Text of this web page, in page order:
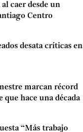
caer desde un
Centro
desata críticas en
marcan récord
que hace una década
“Más trabajo